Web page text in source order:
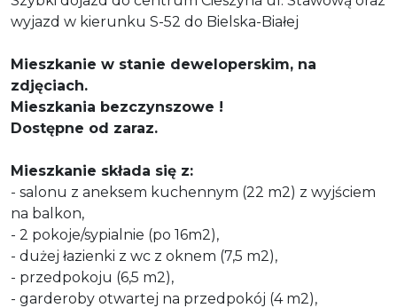
wyjazd w kierunku S-52 do Bielska-Białej
Mieszkanie w stanie deweloperskim, na
zdjęciach.
Mieszkania bezczynszowe !
Dostępne od zaraz.
Mieszkanie składa się z:
- salonu z aneksem kuchennym (22 m2) z wyjściem
na balkon,
- 2 pokoje/sypialnie (po 16m2),
- dużej łazienki z wc z oknem (7,5 m2),
- przedpokoju (6,5 m2),
- garderoby otwartej na przedpokój (4 m2),